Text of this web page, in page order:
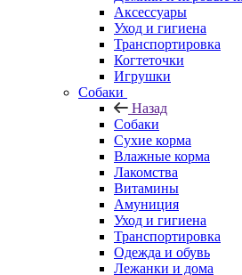
Аксессуары
Уход и гигиена
Транспортировка
Когтеточки
Игрушки
Собаки
Назад
Собаки
Сухие корма
Влажные корма
Лакомства
Витамины
Амуниция
Уход и гигиена
Транспортировка
Одежда и обувь
Лежанки и дома